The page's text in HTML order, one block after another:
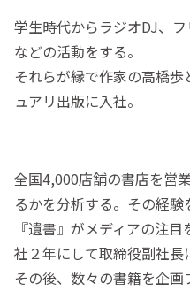
学生時代からラジオDJ、
などの活動をする。
それらが縁で作家の高橋
ュアリ出版に入社。
全国4,000店舗の書店を営
るかを分析する。その経
『遺書』がメディアの注
社２年にして取締役副社長
その後、数々の書籍を企